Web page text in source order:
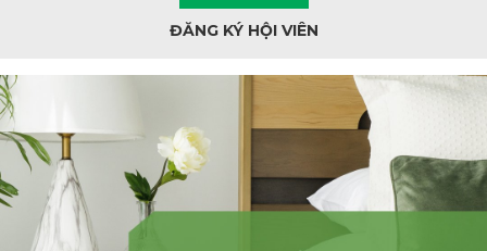
ĐĂNG KÝ HỘI VIÊN